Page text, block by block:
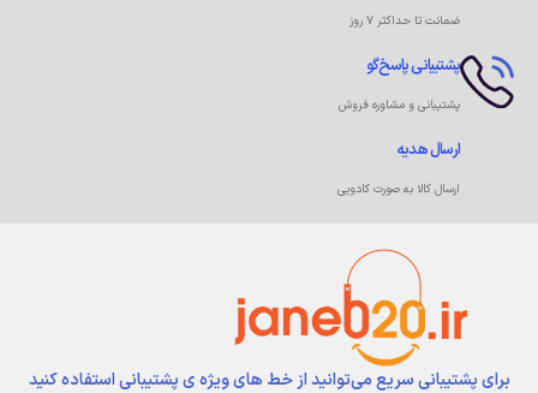
ضمانت تا حداکثر ۷ روز
پشتیبانی پاسخ‌گو
پشتیبانی و مشاوره فروش
ارسال هدیه
ارسال کالا به صورت کادویی
برای پشتیبانی سریع می‌توانید از خط های ویژه ی پشتیبانی استفاده کنید